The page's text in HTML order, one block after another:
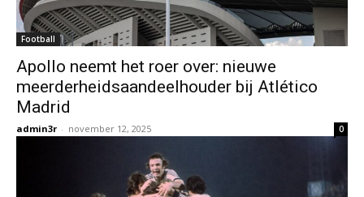
Football
Apollo neemt het roer over: nieuwe
meerderheidsaandeelhouder bij Atlético
Madrid
admin3r - november 12, 2025 0